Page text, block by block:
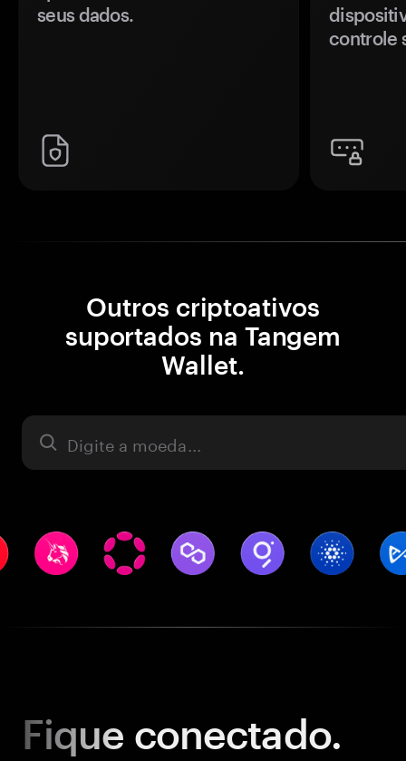
seus dados.
controle
Outros criptoativos
suportados na Tangem
Wallet.
Ativo
Fique conectado.